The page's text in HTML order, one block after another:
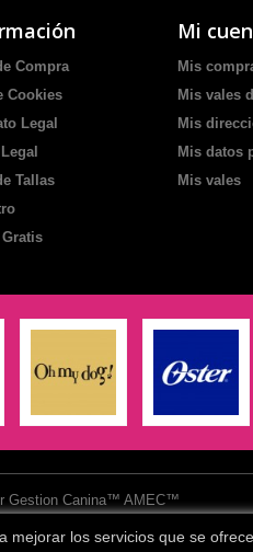
Compra
Cookies
Legal
Tallas
Gestion Canina™ AMEC™
Mi
Mis
Mis vales
Mis
Mis datos
Mis vales
mejorar los servicios que se